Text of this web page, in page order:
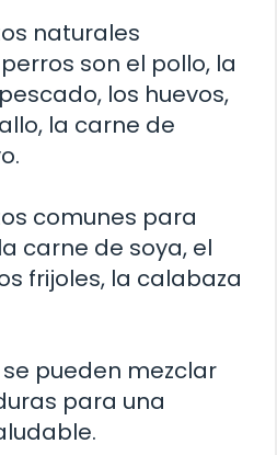
naturales
son el pollo, la
los huevos,
la carne de
comunes para
carne de soya, el
frijoles, la calabaza
pueden mezclar
para una